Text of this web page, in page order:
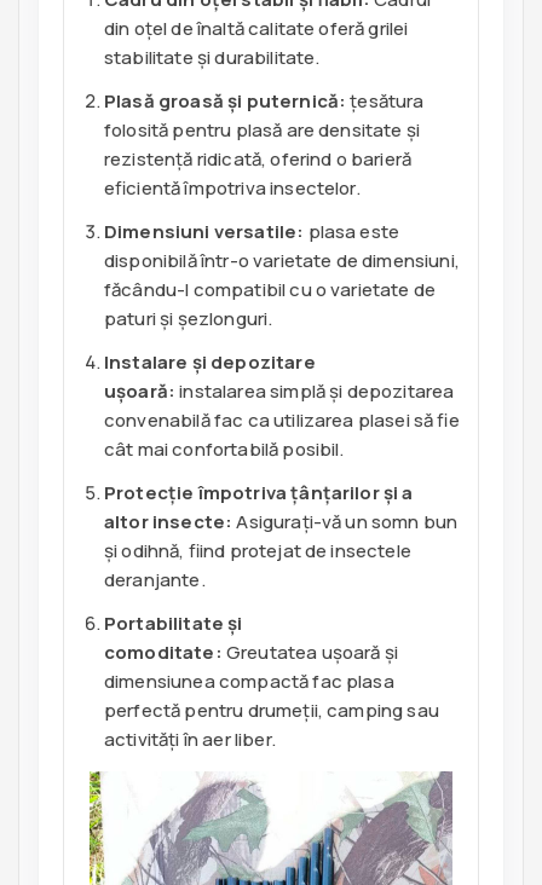
din oțel de înaltă calitate oferă grilei
stabilitate și durabilitate.
Plasă groasă și puternică: țesătura
folosită pentru plasă are densitate și
rezistență ridicată, oferind o barieră
eficientă împotriva insectelor.
Dimensiuni versatile: plasa este
disponibilă într-o varietate de dimensiuni,
făcându-l compatibil cu o varietate de
paturi și șezlonguri.
Instalare și depozitare
ușoară: instalarea simplă și depozitarea
convenabilă fac ca utilizarea plasei să fie
cât mai confortabilă posibil.
Protecție împotriva țânțarilor și a
altor insecte: Asigurați-vă un somn bun
și odihnă, fiind protejat de insectele
deranjante.
Portabilitate și
comoditate: Greutatea ușoară și
dimensiunea compactă fac plasa
perfectă pentru drumeții, camping sau
activități în aer liber.